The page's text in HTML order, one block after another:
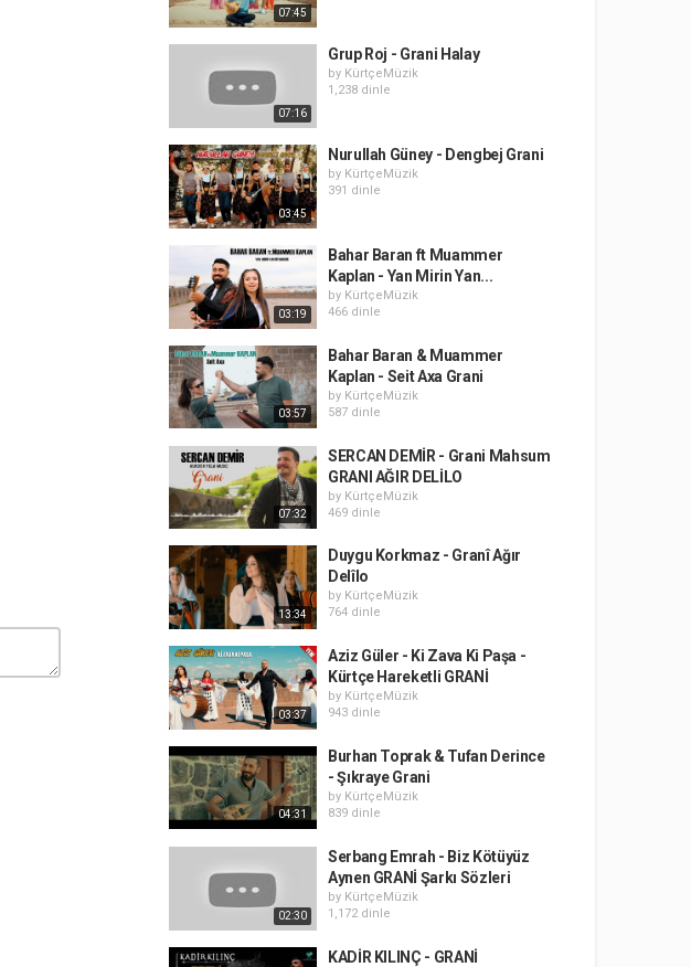
07:45
07:16
Grup Roj - Grani Halay
by KürtçeMüzik
1,238 dinle
03:45
Nurullah Güney - Dengbej Grani
by KürtçeMüzik
391 dinle
03:19
Bahar Baran ft Muammer
Kaplan - Yan Mirin Yan...
by KürtçeMüzik
466 dinle
03:57
Bahar Baran & Muammer
Kaplan - Seit Axa Grani
by KürtçeMüzik
587 dinle
07:32
SERCAN DEMİR - Grani Mahsum
GRANI AĞIR DELİLO
by KürtçeMüzik
469 dinle
13:34
Duygu Korkmaz - Granî Ağır
Delîlo
by KürtçeMüzik
764 dinle
03:37
Aziz Güler - Ki Zava Ki Paşa -
Kürtçe Hareketli GRANİ
by KürtçeMüzik
943 dinle
04:31
Burhan Toprak & Tufan Derince
- Şıkraye Grani
by KürtçeMüzik
839 dinle
02:30
Serbang Emrah - Biz Kötüyüz
Aynen GRANİ Şarkı Sözleri
by KürtçeMüzik
1,172 dinle
KADİR KILINÇ - GRANİ